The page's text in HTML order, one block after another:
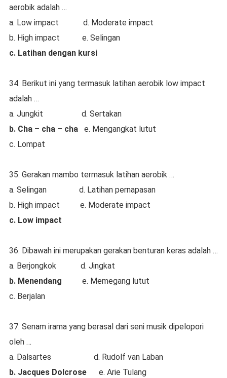
aerobik adalah …
a. Low impact d. Moderate impact
b. High impact e. Selingan
c. Latihan dengan kursi
34. Berikut ini yang termasuk latihan aerobik low impact
adalah …
a. Jungkit d. Sertakan
b. Cha – cha – chae. Mengangkat lutut
c. Lompat
35. Gerakan mambo termasuk latihan aerobik …
a. Selingan d. Latihan pernapasan
b. High impact e. Moderate impact
c. Low impact
36. Dibawah ini merupakan gerakan benturan keras adalah …
a. Berjongkok d. Jingkat
b. Menendang
e. Memegang lutut
c. Berjalan
37. Senam irama yang berasal dari seni musik dipelopori
oleh …
a. Dalsartes d. Rudolf van Laban
b. Jacques Dolcrosee. Arie Tulang